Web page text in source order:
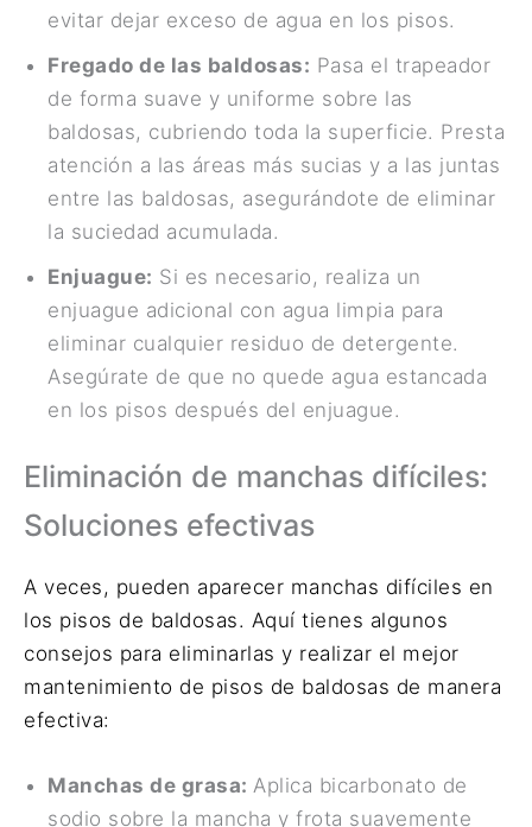
evitar dejar exceso de agua en los pisos.
Fregado de las baldosas: Pasa el trapeador
de forma suave y uniforme sobre las
baldosas, cubriendo toda la superficie. Presta
atención a las áreas más sucias y a las juntas
entre las baldosas, asegurándote de eliminar
la suciedad acumulada.
Enjuague: Si es necesario, realiza un
enjuague adicional con agua limpia para
eliminar cualquier residuo de detergente.
Asegúrate de que no quede agua estancada
en los pisos después del enjuague.
Eliminación de manchas difíciles:
Soluciones efectivas
A veces, pueden aparecer manchas difíciles en
los pisos de baldosas. Aquí tienes algunos
consejos para eliminarlas y realizar el mejor
mantenimiento de pisos de baldosas de manera
efectiva:
Manchas de grasa: Aplica bicarbonato de
sodio sobre la mancha y frota suavemente